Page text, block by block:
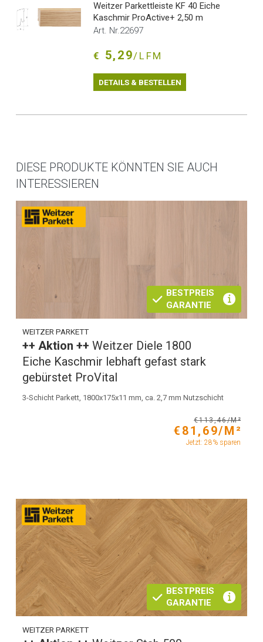
Weitzer Parkettleiste KF 40 Eiche
Kaschmir ProActive+ 2,50 m
Art. Nr.22697
€ 5,29/LFM
DETAILS & BESTELLEN
DIESE PRODUKTE KÖNNTEN SIE AUCH
INTERESSIEREN
BESTPREIS
GARANTIE
WEITZER PARKETT
++ Aktion ++Weitzer Diele 1800
Eiche Kaschmir lebhaft gefast stark
gebürstet ProVital
3-Schicht Parkett, 1800x175x11 mm, ca. 2,7 mm Nutzschicht
€113,46/M²
€81,69/M²
Jetzt: 28% sparen
BESTPREIS
GARANTIE
WEITZER PARKETT